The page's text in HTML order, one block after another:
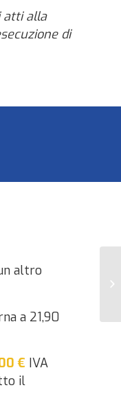
atti alla
di
altro
a 21,90
€ IVA
il